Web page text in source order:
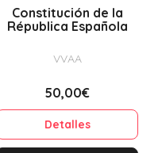
Constitución de la
Républica Española
VVAA
50,00€
Detalles